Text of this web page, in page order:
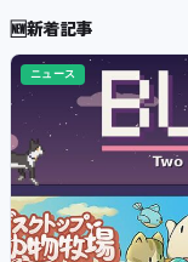
🆕新着記事
ニュース